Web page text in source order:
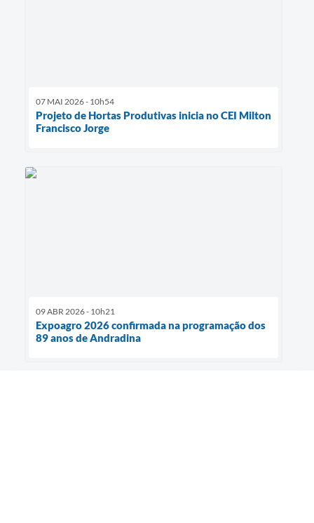
07 MAI 2026 - 10h54
Projeto de Hortas Produtivas inicia no CEI Milton
Francisco Jorge
09 ABR 2026 - 10h21
Expoagro 2026 confirmada na programação dos
89 anos de Andradina